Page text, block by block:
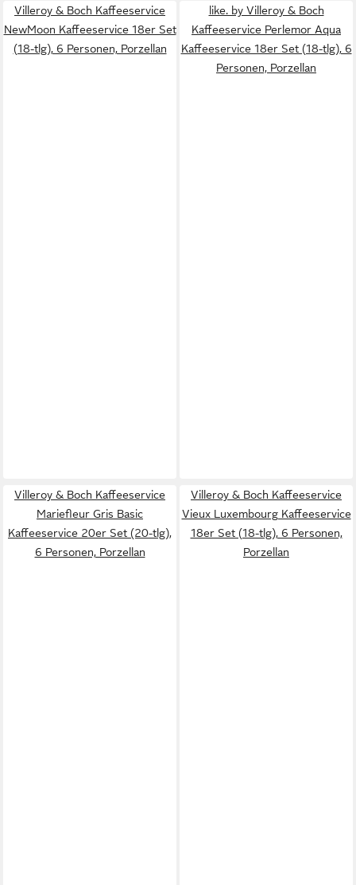
Villeroy & Boch Kaffeeservice
NewMoon Kaffeeservice 18er Set
(18-tlg), 6 Personen, Porzellan
like. by Villeroy & Boch
Kaffeeservice Perlemor Aqua
Kaffeeservice 18er Set (18-tlg), 6
Personen, Porzellan
Villeroy & Boch Kaffeeservice
Mariefleur Gris Basic
Kaffeeservice 20er Set (20-tlg),
6 Personen, Porzellan
Villeroy & Boch Kaffeeservice
Vieux Luxembourg Kaffeeservice
18er Set (18-tlg), 6 Personen,
Porzellan